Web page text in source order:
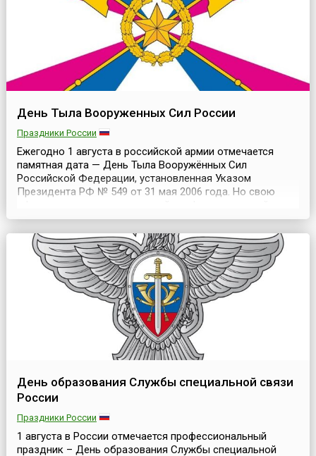
День Тыла Вооруженных Сил России
Праздники России
Ежегодно 1 августа в российской армии отмечается
памятная дата — День Тыла Вооружённых Сил
Российской Федерации, установленная Указом
Президента РФ № 549 от 31 мая 2006 года. Но свою
праздник всех военнослужащих и гражданского
персонала, имеющих отношение к частям и
подразделениям тыла ВС России, ведёт ещё с 1998
года, когда был утверждён Приказом Минист...
День образования Службы специальной связи
России
Праздники России
1 августа в России отмечается профессиональный
праздник – День образования Службы специальной